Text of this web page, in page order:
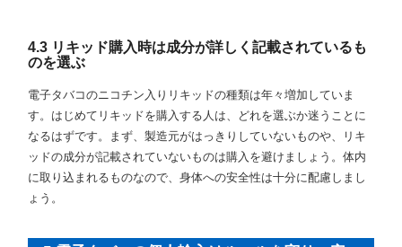
4.3 リキッド購入時は成分が詳しく記載されているも
のを選ぶ
電子タバコのニコチン入りリキッドの種類は年々増加していま
す。はじめてリキッドを購入する人は、どれを選ぶか迷うことに
なるはずです。まず、製造元がはっきりしていないものや、リキ
ッドの成分が記載されていないものは購入を避けましょう。体内
に取り込まれるものなので、身体への安全性は十分に配慮しまし
ょう。